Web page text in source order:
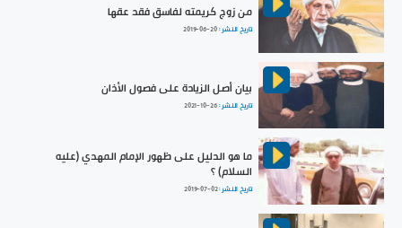
من زوج كريمته لفاسق فقد عقها
تاريخ النشر :2019-06-20
بيان أصل الزيادة على فصول الأذان
تاريخ النشر :2021-10-26
ما هو الدليل على ظهور الإمام المهدي (عليه
السلام) ؟
تاريخ النشر :2019-07-02